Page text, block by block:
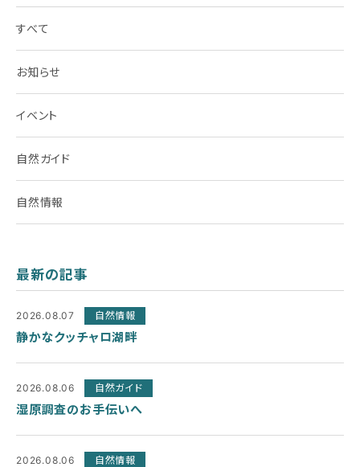
すべて
お知らせ
イベント
自然ガイド
自然情報
最新の記事
2026.08.07 自然情報
静かなクッチャロ湖畔
2026.08.06 自然ガイド
湿原調査のお手伝いへ
2026.08.06 自然情報